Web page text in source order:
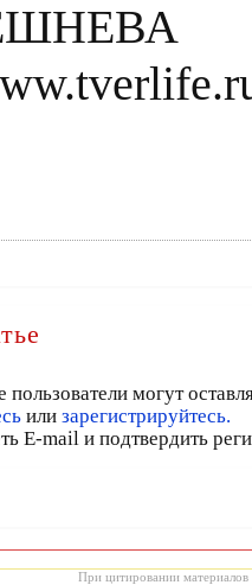
пользователи могут
или зарегистрируйтесь.
E-mail и подтвердить
При цитировании материалов